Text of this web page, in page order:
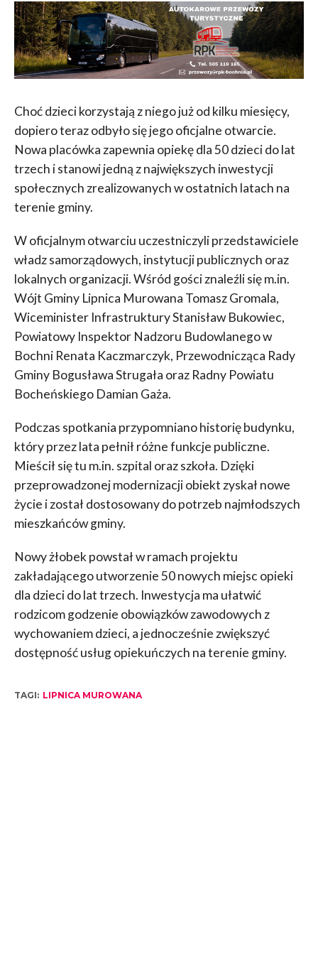
Choć dzieci korzystają z niego już od kilku miesięcy,
dopiero teraz odbyło się jego oficjalne otwarcie.
Nowa placówka zapewnia opiekę dla 50 dzieci do lat
trzech i stanowi jedną z największych inwestycji
społecznych zrealizowanych w ostatnich latach na
terenie gminy.
W oficjalnym otwarciu uczestniczyli przedstawiciele
władz samorządowych, instytucji publicznych oraz
lokalnych organizacji. Wśród gości znaleźli się m.in.
Wójt Gminy Lipnica Murowana Tomasz Gromala,
Wiceminister Infrastruktury Stanisław Bukowiec,
Powiatowy Inspektor Nadzoru Budowlanego w
Bochni Renata Kaczmarczyk, Przewodnicząca Rady
Gminy Bogusława Strugała oraz Radny Powiatu
Bocheńskiego Damian Gaża.
Podczas spotkania przypomniano historię budynku,
który przez lata pełnił różne funkcje publiczne.
Mieścił się tu m.in. szpital oraz szkoła. Dzięki
przeprowadzonej modernizacji obiekt zyskał nowe
życie i został dostosowany do potrzeb najmłodszych
mieszkańców gminy.
Nowy żłobek powstał w ramach projektu
zakładającego utworzenie 50 nowych miejsc opieki
dla dzieci do lat trzech. Inwestycja ma ułatwić
rodzicom godzenie obowiązków zawodowych z
wychowaniem dzieci, a jednocześnie zwiększyć
dostępność usług opiekuńczych na terenie gminy.
TAGI: LIPNICA MUROWANA